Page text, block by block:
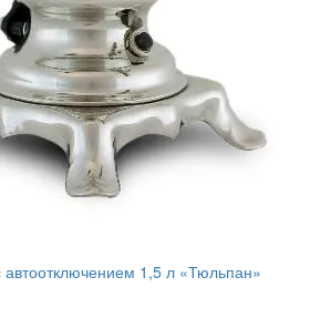
автоотключением 1,5 л «Тюльпан»